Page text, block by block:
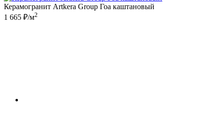
Керамогранит Artkera Group Гоа каштановый
1 665 ₽/м2